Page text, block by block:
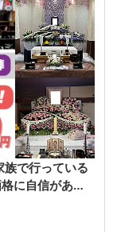
で行っている
に自信があり